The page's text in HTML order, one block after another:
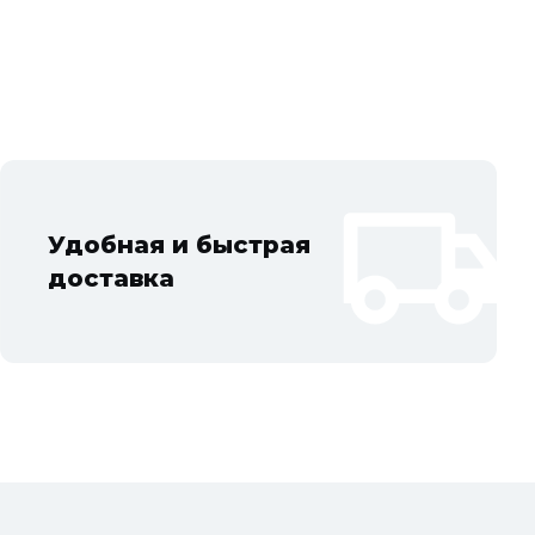
Удобная и быстрая
доставка